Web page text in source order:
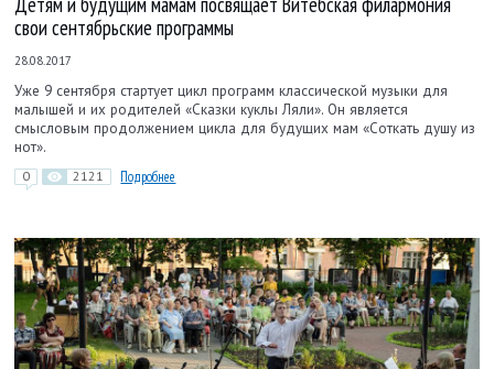
свои сентябрьские программы
28.08.2017
Уже 9 сентября стартует цикл программ классической музыки для
малышей и их родителей «Сказки куклы Ляли». Он является
смысловым продолжением цикла для будущих мам «Соткать душу из
нот».
0 2121 Подробнее